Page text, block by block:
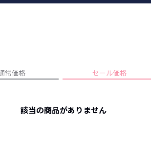
ング
プライバシーポリシー
常価格 セール価格
該当の商品がありません